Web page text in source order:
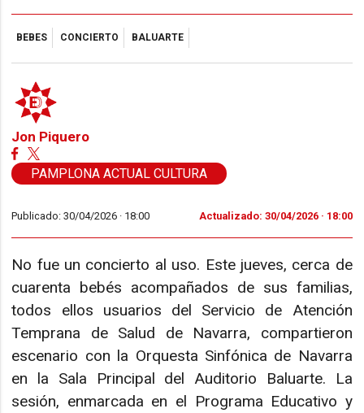
BEBES CONCIERTO BALUARTE
Jon Piquero
PAMPLONA ACTUAL CULTURA
Publicado: 30/04/2026 · 18:00 Actualizado: 30/04/2026 · 18:00
No fue un concierto al uso. Este jueves, cerca de
cuarenta bebés acompañados de sus familias,
todos ellos usuarios del Servicio de Atención
Temprana de Salud de Navarra, compartieron
escenario con la Orquesta Sinfónica de Navarra
en la Sala Principal del Auditorio Baluarte. La
sesión, enmarcada en el Programa Educativo y